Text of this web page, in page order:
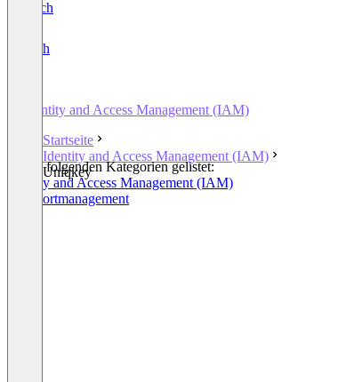
Deutsch
English
Identity and Access Management (IAM)
Startseite
Identity and Access Management (IAM)
Uniqkey
In den folgenden Kategorien gelistet:
Identity and Access Management (IAM)
Passwortmanagement